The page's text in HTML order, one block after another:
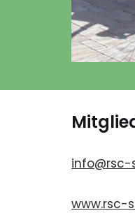
info@rsc-
www.rsc-